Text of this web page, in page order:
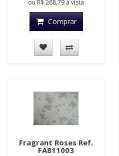
ou R$ 268,79 à vista
Comprar
Fragrant Roses Ref.
FA811003